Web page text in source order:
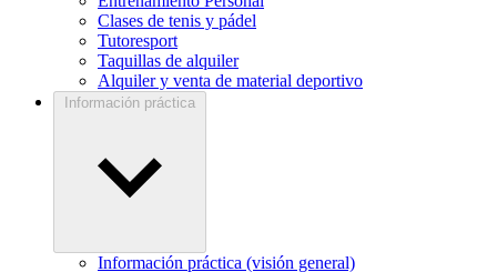
Clases de tenis y pádel
Tutoresport
Taquillas de alquiler
Alquiler y venta de material deportivo
Información práctica
Información práctica (visión general)